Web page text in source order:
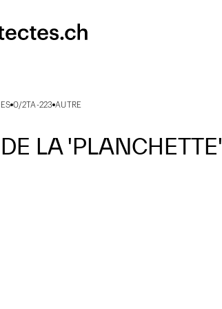
0/2TA-223 AUTRE
LA 'PLANCHETTE'